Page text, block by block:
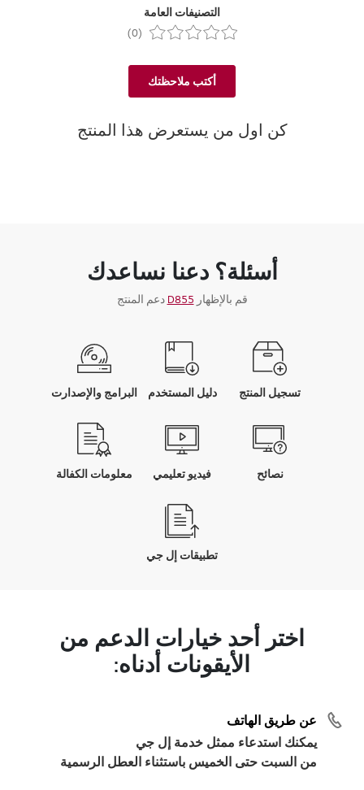
التصنيفات العامة
(0)
أكتب ملاحظتك
كن اول من يستعرض هذا المنتج
أسئلة؟ دعنا نساعدك
قم بالإظهار D855 دعم المنتج
تسجيل المنتج دليل المستخدم البرامج والإصدارت
نصائح فيديو تعليمي معلومات الكفالة
تطبيقات إل جي
اختر أحد خيارات الدعم من
الأيقونات أدناه:
عن طريق الهاتف
يمكنك استدعاء ممثل خدمة إل جي
من السبت حتى الخميس باستثناء العطل الرسمية